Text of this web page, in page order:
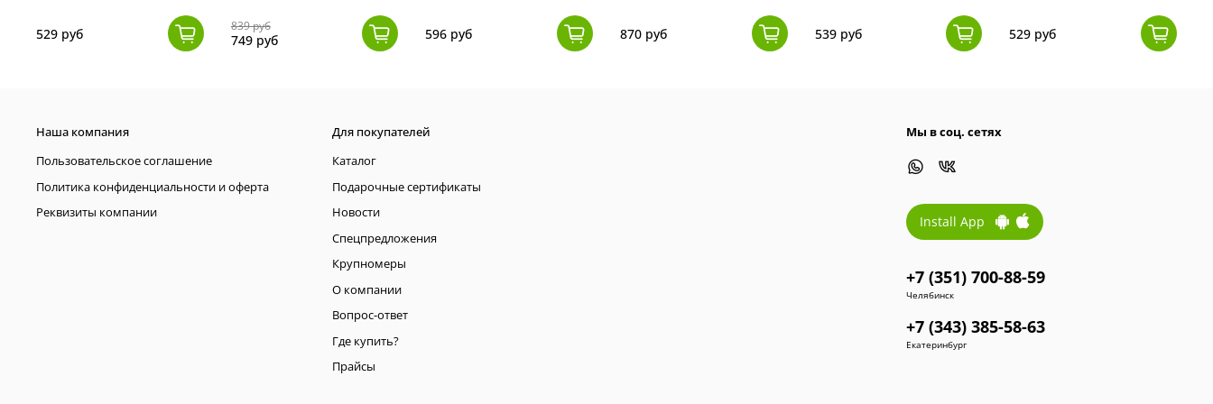
529 руб 839 руб
749 руб 596 руб 870 руб 539 руб 529 руб
Наша компания
Пользовательское соглашение
Политика конфиденциальности и оферта
Реквизиты компании
Для покупателей
Каталог
Подарочные сертификаты
Новости
Спецпредложения
Крупномеры
О компании
Вопрос-ответ
Где купить?
Прайсы
Мы в соц. сетях
Install App
+7 (351) 700-88-59
Челябинск
+7 (343) 385-58-63
Екатеринбург